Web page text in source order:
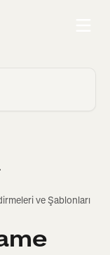
ve Şablonları